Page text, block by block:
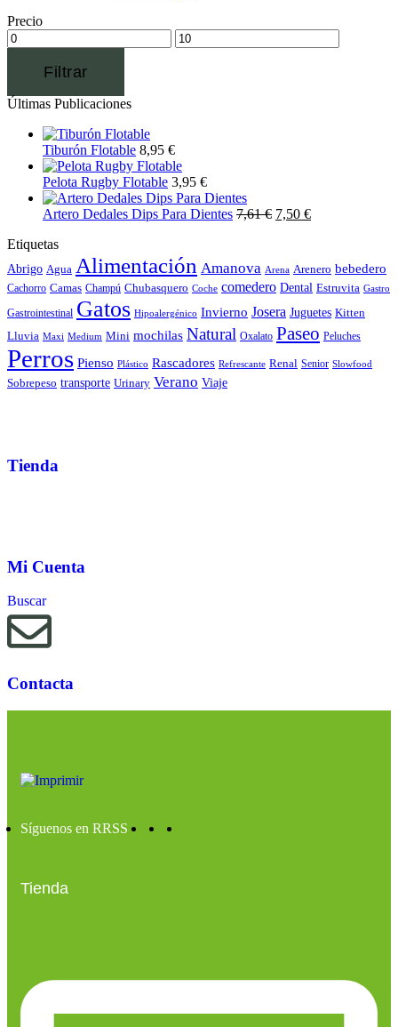
Precio
Filtrar
Últimas Publicaciones
Tiburón Flotable 8,95 €
Pelota Rugby Flotable 3,95 €
Artero Dedales Dips Para Dientes 7,61€ 7,50 €
Etiquetas
Abrigo Agua Alimentación Amanova Arena Arenero bebedero
Cachorro Camas Champú Chubasquero Coche comedero Dental Estruvita Gastro
Gastrointestinal Gatos Hipoalergénico Invierno Josera Juguetes Kitten
Lluvia Maxi Medium Mini mochilas Natural Oxalato Paseo Peluches
Perros Pienso Plástico Rascadores Refrescante Renal Senior Slowfood
Sobrepeso transporte Urinary Verano Viaje
Tienda
Mi Cuenta
Buscar
Contacta
Síguenos en RRSS
Tienda